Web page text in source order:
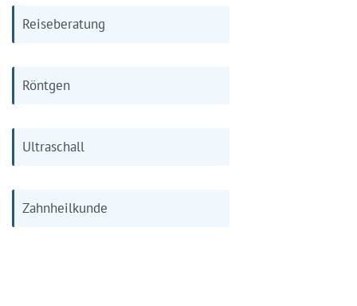
Reiseberatung
Röntgen
Ultraschall
Zahnheilkunde